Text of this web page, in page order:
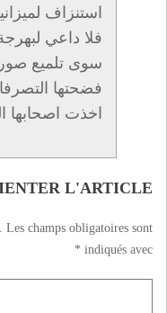
استنزاف
فلا داعي
سوى تلميع
فضحتها
اخذت اصحابها
L'ARTICLE
Les champs obligatoires sont
indiqués avec
*